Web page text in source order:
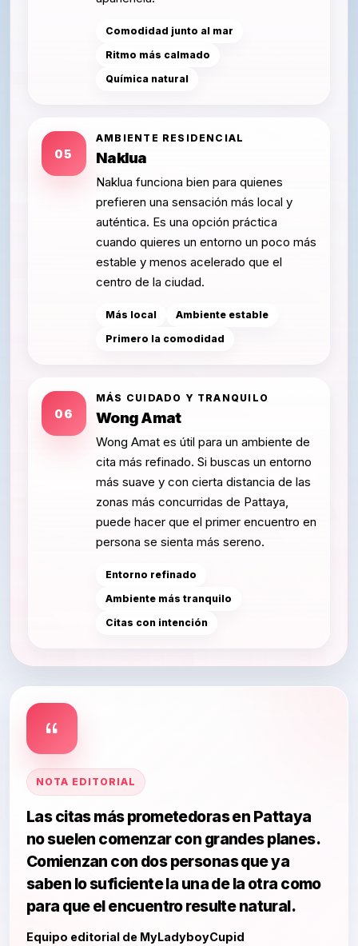
Comodidad junto al mar
Ritmo más calmado
Química natural
05
AMBIENTE RESIDENCIAL
Naklua
Naklua funciona bien para quienes
prefieren una sensación más local y
auténtica. Es una opción práctica
cuando quieres un entorno un poco más
estable y menos acelerado que el
centro de la ciudad.
Más local
Ambiente estable
Primero la comodidad
06
MÁS CUIDADO Y TRANQUILO
Wong Amat
Wong Amat es útil para un ambiente de
cita más refinado. Si buscas un entorno
más suave y con cierta distancia de las
zonas más concurridas de Pattaya,
puede hacer que el primer encuentro en
persona se sienta más sereno.
Entorno refinado
Ambiente más tranquilo
Citas con intención
NOTA EDITORIAL
Las citas más prometedoras en Pattaya
no suelen comenzar con grandes planes.
Comienzan con dos personas que ya
saben lo suficiente la una de la otra como
para que el encuentro resulte natural.
Equipo editorial de MyLadyboyCupid